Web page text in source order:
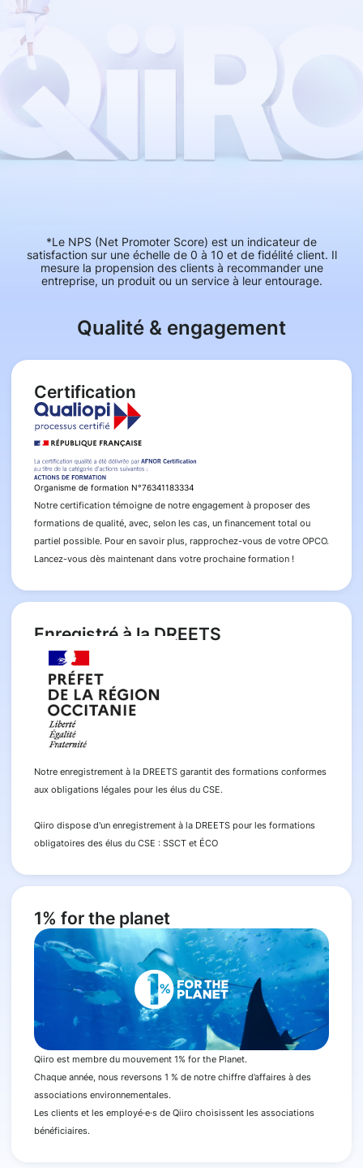
*Le NPS (Net Promoter Score) est un indicateur de
satisfaction sur une échelle de 0 à 10 et de fidélité client. Il
mesure la propension des clients à recommander une
entreprise, un produit ou un service à leur entourage.
Qualité & engagement
Certification
Organisme de formation N°76341183334
Notre certification témoigne de notre engagement à proposer des
formations de qualité, avec, selon les cas, un financement total ou
partiel possible. Pour en savoir plus, rapprochez-vous de votre OPCO.
Lancez-vous dès maintenant dans votre prochaine formation !
Enregistré à la DREETS
Notre enregistrement à la DREETS garantit des formations conformes
aux obligations légales pour les élus du CSE.
Qiiro dispose d'un enregistrement à la DREETS pour les formations
obligatoires des élus du CSE : SSCT et ÉCO
1% for the planet
Qiiro est membre du mouvement 1% for the Planet.
Chaque année, nous reversons 1 % de notre chiffre d’affaires à des
associations environnementales.
Les clients et les employé·e·s de Qiiro choisissent les associations
bénéficiaires.